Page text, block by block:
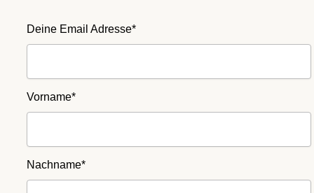
Deine Email Adresse*
Vorname*
Nachname*